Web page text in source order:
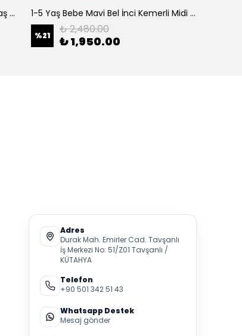
0-5 Yaş Şeker Pembe Organze Kumaş Bel İnci Kemerli Midi Boy Arkası Lastikli Abiye 1-5 Yaş Bebe Mavi Bel İnci Kemerli Midi Boy Arkası Lastikli Tütü Bebe Abiye
%21 ₺ 2,480.00
₺ 1,950.00
Adres
Durak Mah. Emirler Cad. Tavşanlı
İş Merkezi No: 51/Z01 Tavşanlı /
KÜTAHYA
Telefon
+90 501 342 51 43
Whatsapp Destek
Mesaj gönder